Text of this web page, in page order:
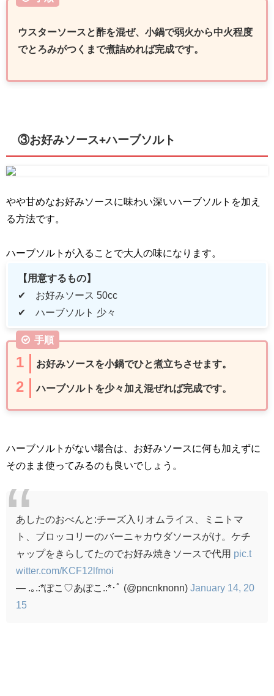
ウスターソースと酢を混ぜ、小鍋で弱火から中火程度
でとろみがつくまで煮詰めれば完成です。
③お好みソース+ハーブソルト
やや甘めなお好みソースに味わい深いハーブソルトを加え
る方法です。
ハーブソルトが入ることで大人の味になります。
【用意するもの】
✔ お好みソース 50cc
✔ ハーブソルト 少々
手順
お好みソースを小鍋でひと煮立ちさせます。
ハーブソルトを少々加え混ぜれば完成です。
ハーブソルトがない場合は、お好みソースに何も加えずに
そのまま使ってみるのも良いでしょう。
あしたのおべんと:チーズ入りオムライス、ミニトマ
ト、ブロッコリーのバーニャカウダソースがけ。ケチ
ャップをきらしてたのでお好み焼きソースで代用 pic.t
witter.com/KCF12lfmoi
— .｡.:*ぽこ♡あぽこ.:*･ﾟ (@pncnknonn) January 14, 20
15